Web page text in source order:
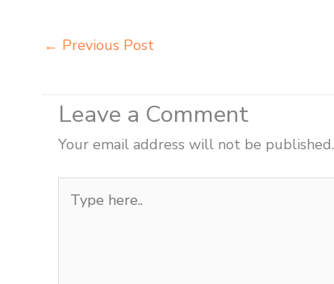
← Previous Post
Leave a Comment
Your email address will not be published.
here..